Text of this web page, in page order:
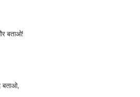
बताओ!
बताओ,